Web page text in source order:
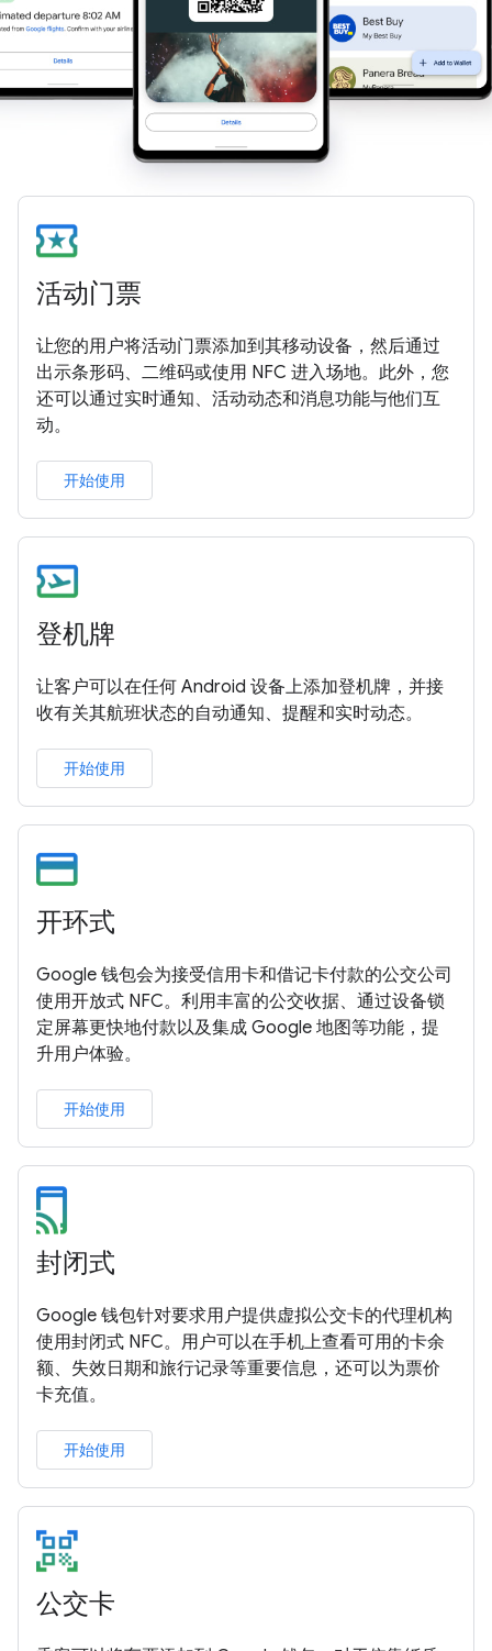
活动门票
让您的用户将活动门票添加到其移动设备，然后通过
出示条形码、二维码或使用 NFC 进入场地。此外，您
还可以通过实时通知、活动动态和消息功能与他们互
动。
开始使用
登机牌
让客户可以在任何 Android 设备上添加登机牌，并接
收有关其航班状态的自动通知、提醒和实时动态。
开始使用
开环式
Google 钱包会为接受信用卡和借记卡付款的公交公司
使用开放式 NFC。利用丰富的公交收据、通过设备锁
定屏幕更快地付款以及集成 Google 地图等功能，提
升用户体验。
开始使用
封闭式
Google 钱包针对要求用户提供虚拟公交卡的代理机构
使用封闭式 NFC。用户可以在手机上查看可用的卡余
额、失效日期和旅行记录等重要信息，还可以为票价
卡充值。
开始使用
公交卡